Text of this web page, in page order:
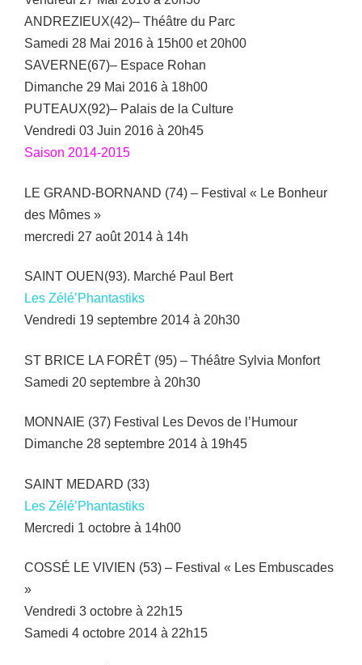
ANDREZIEUX(42)– Théâtre du Parc
Samedi 28 Mai 2016 à 15h00 et 20h00
SAVERNE(67)– Espace Rohan
Dimanche 29 Mai 2016 à 18h00
PUTEAUX(92)– Palais de la Culture
Vendredi 03 Juin 2016 à 20h45
Saison 2014-2015
LE GRAND-BORNAND (74) – Festival « Le Bonheur
des Mômes »
mercredi 27 août 2014 à 14h
SAINT OUEN(93). Marché Paul Bert
Les Zélé’Phantastiks
Vendredi 19 septembre 2014 à 20h30
ST BRICE LA FORÊT (95) – Théâtre Sylvia Monfort
Samedi 20 septembre à 20h30
MONNAIE (37) Festival Les Devos de l’Humour
Dimanche 28 septembre 2014 à 19h45
SAINT MEDARD (33)
Les Zélé’Phantastiks
Mercredi 1 octobre à 14h00
COSSÉ LE VIVIEN (53) – Festival « Les Embuscades
»
Vendredi 3 octobre à 22h15
Samedi 4 octobre 2014 à 22h15